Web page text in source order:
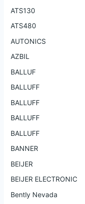
ATS130
ATS480
AUTONICS
AZBIL
BALLUF
BALLUFF
BALLUFF
BALLUFF
BALLUFF
BANNER
BEIJER
BEIJER ELECTRONIC
Bently Nevada